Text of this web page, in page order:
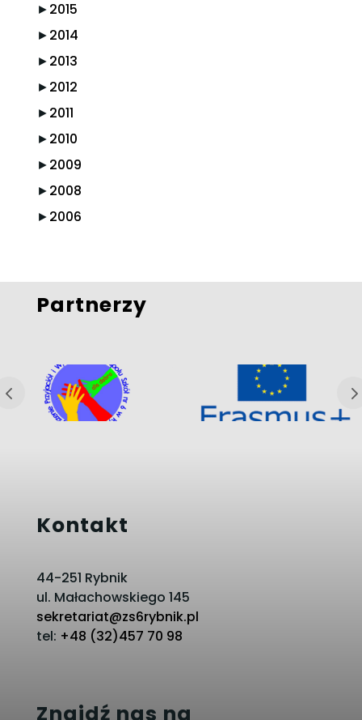
►2015
►2014
►2013
►2012
►2011
►2010
►2009
►2008
►2006
Partnerzy
Kontakt
44-251 Rybnik
ul. Małachowskiego 145
sekretariat@zs6rybnik.pl
tel: +48 (32)457 70 98
Znajdź nas na